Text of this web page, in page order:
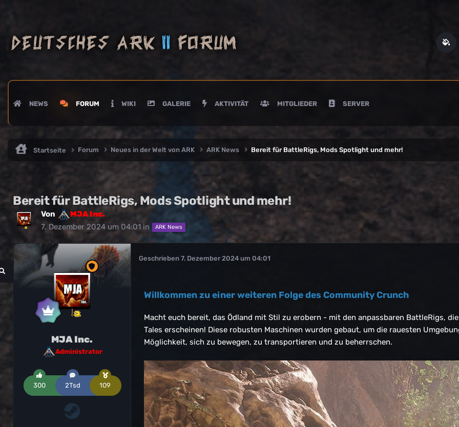
NEWS FORUM WIKI GALERIE AKTIVITÄT MITGLIEDER SERVER
Startseite Forum Neues in der Welt von ARK ARK News Bereit für BattleRigs, Mods Spotlight und mehr!
Bereit für BattleRigs, Mods Spotlight und mehr!
Von
MJA Inc.
7. Dezember 2024 um 04:01 in ARK News
MJA Inc.
Administrator
300 2Tsd 109
Geschrieben 7. Dezember 2024 um 04:01
Willkommen zu einer weiteren Folge des Community Crunch
Macht euch bereit, das Ödland mit Stil zu erobern - mit den anpassbaren BattleRigs,
Tales erscheinen! Diese robusten Maschinen wurden gebaut, um die rauesten
Möglichkeit, sich zu bewegen, zu transportieren und zu beherrschen.